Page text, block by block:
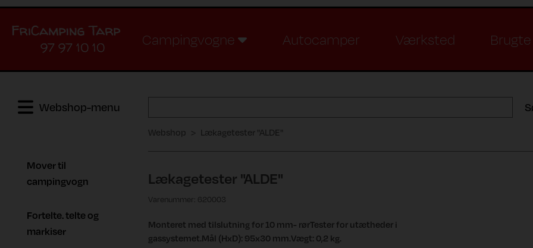
97 97 10 10
Campingvogne Autocamper Værksted
Webshop-menu
Webshop Lækagetester "ALDE"
Mover til
campingvogn
Fortelte. telte og
markiser
Lækagetester "ALDE"
Varenummer: 620003
Monteret med tilslutning for 10 mm- rørTester for utætheder i
gassystemet.Mål (HxD): 95x30 mm.Vægt: 0,2 kg.